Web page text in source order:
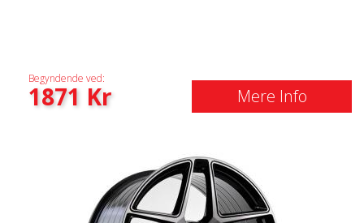
Begyndende ved:
1871 Kr Mere Info